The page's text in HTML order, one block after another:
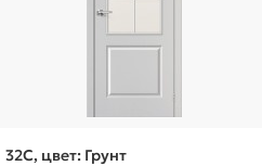
32С, цвет: Грунт